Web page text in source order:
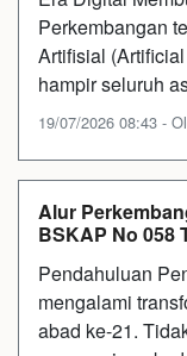
Perkembangan
Artifisial
hampir seluruh
19/07/2026 08:43 -
Alur
BSKAP No 058
Pendahuluan
mengalami
abad ke-21.